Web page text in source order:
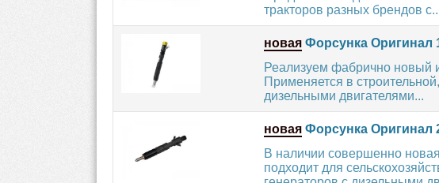
тракторов разных брендов
новая Форсунка Оригинал
Реализуем фабрично новый
Применяется в
дизельными двигателями...
новая Форсунка Оригинал
В наличии совершенно
подходит для